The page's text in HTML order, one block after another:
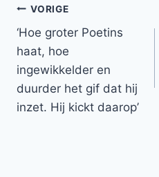
Bericht
navigatie
VORIGE
‘Hoe groter Poetins
haat, hoe
ingewikkelder en
duurder het gif dat hij
inzet. Hij kickt daarop’